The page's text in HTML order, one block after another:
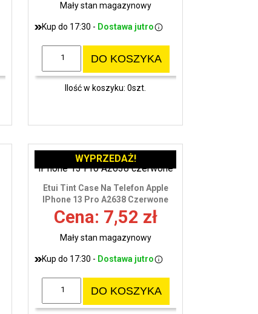
Mały stan magazynowy
Kup do 17:30 - Dostawa jutro
DO KOSZYKA
Ilość w koszyku: 0szt.
Etui Tint Case Na Telefon Apple
IPhone 13 Pro A2638 Czerwone
Cena: 7,52 zł
Mały stan magazynowy
Kup do 17:30 - Dostawa jutro
DO KOSZYKA
WYPRZEDAŻ!